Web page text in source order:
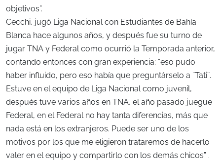
objetivos”.
Cecchi, jugó Liga Nacional con Estudiantes de Bahía
Blanca hace algunos años, y después fue su turno de
jugar TNA y Federal como ocurrió la Temporada anterior,
contando entonces con gran experiencia: “eso pudo
haber influido, pero eso había que preguntárselo a ¨Tati¨.
Estuve en el equipo de Liga Nacional como juvenil,
después tuve varios años en TNA, el año pasado juegue
Federal, en el Federal no hay tanta diferencias, más que
nada está en los extranjeros. Puede ser uno de los
motivos por los que me eligieron trataremos de hacerlo
valer en el equipo y compartirlo con los demás chicos” .